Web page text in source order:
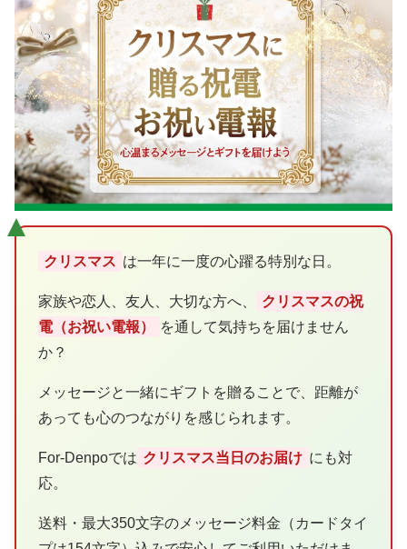
クリスマス は一年に一度の心躍る特別な日。
家族や恋人、友人、大切な方へ、
クリスマスの祝
電（お祝い電報）
を通して気持ちを届けません
か？
メッセージと一緒にギフトを贈ることで、距離が
あっても心のつながりを感じられます。
For-Denpoでは クリスマス当日のお届け にも対
応。
送料・最大350文字のメッセージ料金（カードタイ